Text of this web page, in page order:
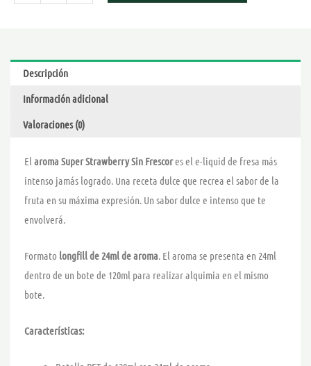
SIN
LONGFILL
BOMBO
BAR
cantidad
Descripción
Información adicional
Valoraciones (0)
El aroma Super Strawberry Sin Frescores el e-liquid de fresa más
intenso jamás logrado. Una receta dulce que recrea el sabor de la
fruta en su máxima expresión. Un sabor dulce e intenso que te
envolverá.
Formato longfill de 24ml de aroma. El aroma se presenta en 24ml
dentro de un bote de 120ml para realizar alquimia en el mismo
bote.
Características: